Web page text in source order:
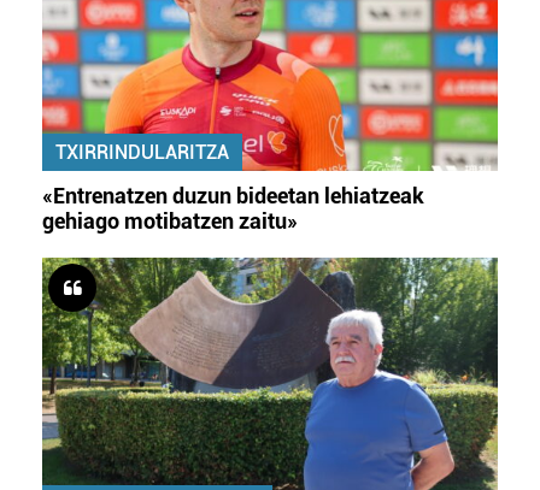
TXIRRINDULARITZA
«Entrenatzen duzun bideetan lehiatzeak
gehiago motibatzen zaitu»